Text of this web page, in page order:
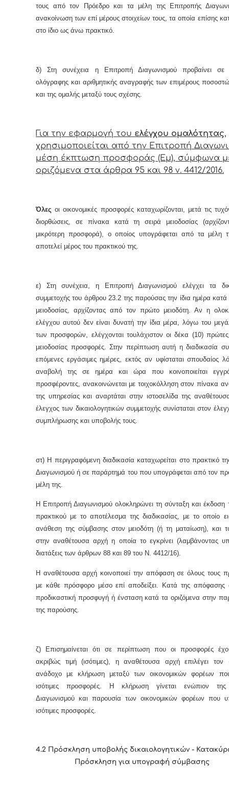
τους από τον Πρόεδρο και τα μέλη της Επιτροπής
ανακοίνωση των επί μέρους στοιχείων τους, τα οποία επίσης
στο ίδιο ως άνω πρακτικό.
δ) Στη συνέχεια η Επιτροπή Διαγωνισμού προβαίνει σε
ολόγραφης και αριθμητικής αναγραφής των επιμέρους
και της ομαλής μεταξύ τους σχέσης.
Για την εφαρμογή του ελέγχου ομαλότητας,
χρησιμοποιείται από την Επιτροπή
μέση έκπτωση προσφοράς (Εμ), σύμφωνα
οριζόμενα στα άρθρα 95 και 98 ν. 4412/2016.
Όλεςοι οικονομικές προσφορές καταχωρίζονται, μετά τις
διορθώσεις, σε πίνακα κατά τη σειρά μειοδοσίας
μικρότερη προσφορά), ο οποίος υπογράφεται από τα μέλη
αποτελεί μέρος του πρακτικού της.
ε) Στη συνέχεια, η Επιτροπή Διαγωνισμού ελέγχει τα
συμμετοχής του άρθρου 23.2 της παρούσας την ίδια ημέρα κατά
μειοδοσίας, αρχίζοντας από τον πρώτο μειοδότη. Αν η
ελέγχου αυτού δεν είναι δυνατή την ίδια μέρα, λόγω του
των προσφορών, ελέγχονται τουλάχιστον οι δέκα (10)
μειοδοσίας προσφορές. Στην περίπτωση αυτή η διαδικασία
επόμενες εργάσιμες ημέρες, εκτός αν υφίσταται σπουδαίος
αναβολή της σε ημέρα και ώρα που κοινοποιείται
προσφέροντες, ανακοινώνεται με τοιχοκόλληση στον πίνακα
της υπηρεσίας και αναρτάται στην ιστοσελίδα της
έλεγχος των δικαιολογητικών συμμετοχής συνίσταται στον
συμπλήρωσης και υποβολής τους.
στ) Η περιγραφόμενη διαδικασία καταχωρείται στο πρακτικό
Διαγωνισμού ή σε παράρτημά του που υπογράφεται από τον
μέλη της.
Η Επιτροπή Διαγωνισμού ολοκληρώνει τη σύνταξη και έκδοση
πρακτικού με το αποτέλεσμα της διαδικασίας, με το οποίο
ανάθεση της σύμβασης στον μειοδότη (ή τη ματαίωση), και
στην αναθέτουσα αρχή η οποία το εγκρίνει (λαμβάνοντας
διατάξεις των άρθρων 88 και 89 του Ν. 4412/16).
Η αναθέτουσα αρχή κοινοποιεί την απόφαση σε όλους τους
με κάθε πρόσφορο μέσο επί αποδείξει. Κατά της απόφασης
προδικαστική προσφυγή ή ένσταση κατά τα οριζόμενα στην
της παρούσης.
ζ) Επισημαίνεται ότι σε περίπτωση που οι προσφορές
ακριβώς τιμή (ισότιμες), η αναθέτουσα αρχή επιλέγει τον
ανάδοχο με κλήρωση μεταξύ των οικονομικών φορέων
ισότιμες προσφορές. Η κλήρωση γίνεται ενώπιον της
Διαγωνισμού και παρουσία των οικονομικών φορέων που
ισότιμες προσφορές.
4.2 Πρόσκληση υποβολής δικαιολογητικών -
Πρόσκληση για υπογραφή σύμβασης